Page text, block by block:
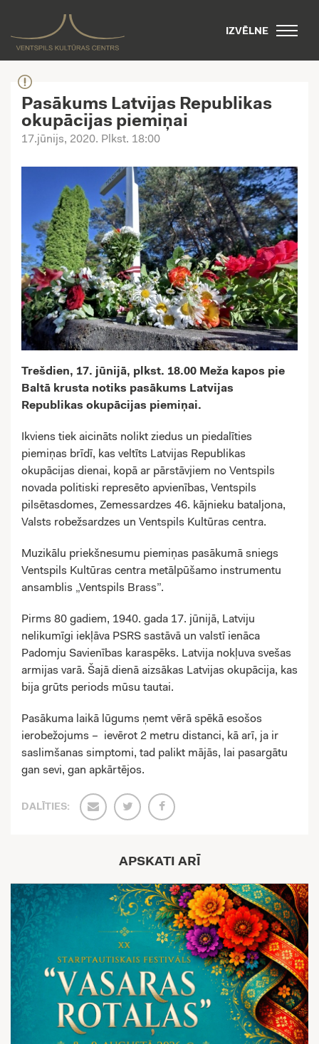
IZVĒLNE
Pasākums Latvijas Republikas
okupācijas piemiņai
17.jūnijs, 2020. Plkst. 18:00
Trešdien, 17. jūnijā, plkst. 18.00 Meža kapos pie
Baltā krusta notiks pasākums Latvijas
Republikas okupācijas piemiņai.
Ikviens tiek aicināts nolikt ziedus un piedalīties
piemiņas brīdī, kas veltīts Latvijas Republikas
okupācijas dienai, kopā ar pārstāvjiem no Ventspils
novada politiski represēto apvienības, Ventspils
pilsētasdomes, Zemessardzes 46. kājnieku bataljona,
Valsts robežsardzes un Ventspils Kultūras centra.
Muzikālu priekšnesumu piemiņas pasākumā sniegs
Ventspils Kultūras centra metālpūšamo instrumentu
ansamblis „Ventspils Brass”.
Pirms 80 gadiem, 1940. gada 17. jūnijā, Latviju
nelikumīgi iekļāva PSRS sastāvā un valstī ienāca
Padomju Savienības karaspēks. Latvija nokļuva svešas
armijas varā. Šajā dienā aizsākas Latvijas okupācija, kas
bija grūts periods mūsu tautai.
Pasākuma laikā lūgums ņemt vērā spēkā esošos
ierobežojums – ievērot 2 metru distanci, kā arī, ja ir
saslimšanas simptomi, tad palikt mājās, lai pasargātu
gan sevi, gan apkārtējos.
DALĪTIES:
APSKATI ARĪ